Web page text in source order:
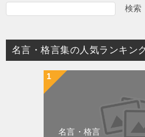
検索
名言・格言集の人気ランキン
名言・格言